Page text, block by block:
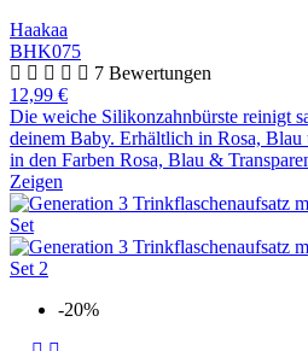
Haakaa
BHK075
7 Bewertungen
12,99 €
Die weiche Silikonzahnbürste reinigt
deinem Baby. Erhältlich in Rosa, Blau
in den Farben Rosa, Blau &
Zeigen
-20%